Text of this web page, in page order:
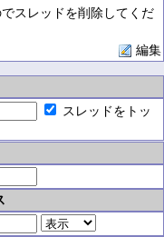
スレッドを削除してくだ
編集
スレッドをトッ